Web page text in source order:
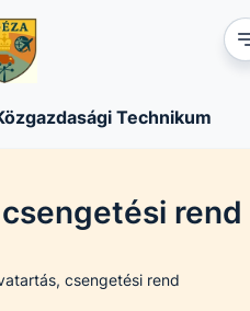
Technikum
rend
csengetési rend